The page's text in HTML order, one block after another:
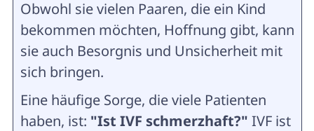
Obwohl sie vielen Paaren, die ein Kind
bekommen möchten, Hoffnung gibt, kann
sie auch Besorgnis und Unsicherheit mit
sich bringen.
Eine häufige Sorge, die viele Patienten
haben, ist: "Ist IVF schmerzhaft?" IVF ist